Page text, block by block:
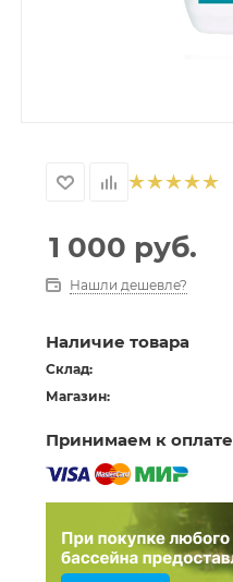
1 000 руб.
Нашли дешевле?
Наличие товара
Склад:
Магазин:
Принимаем к оплате